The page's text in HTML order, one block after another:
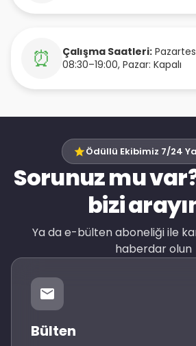
⏰ Çalışma Saatleri:
08:30–19:00, Pazar: Kapalı
Ödüllü Ekibimiz 7/24
Sorunuz mu
bizi
Ya da e-bülten aboneliği ile
haberdar olun
Bülten